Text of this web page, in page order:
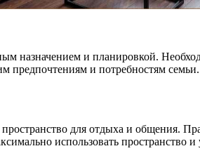
назначением и планировкой.
предпочтениям и потребностям семьи.
для отдыха и общения.
использовать пространство